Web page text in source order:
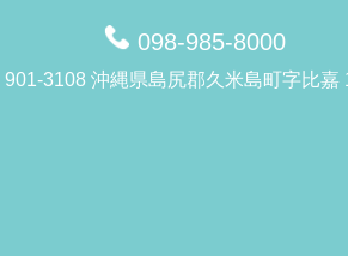
098-985-8000
901-3108 沖縄県島尻郡久米島町字比嘉